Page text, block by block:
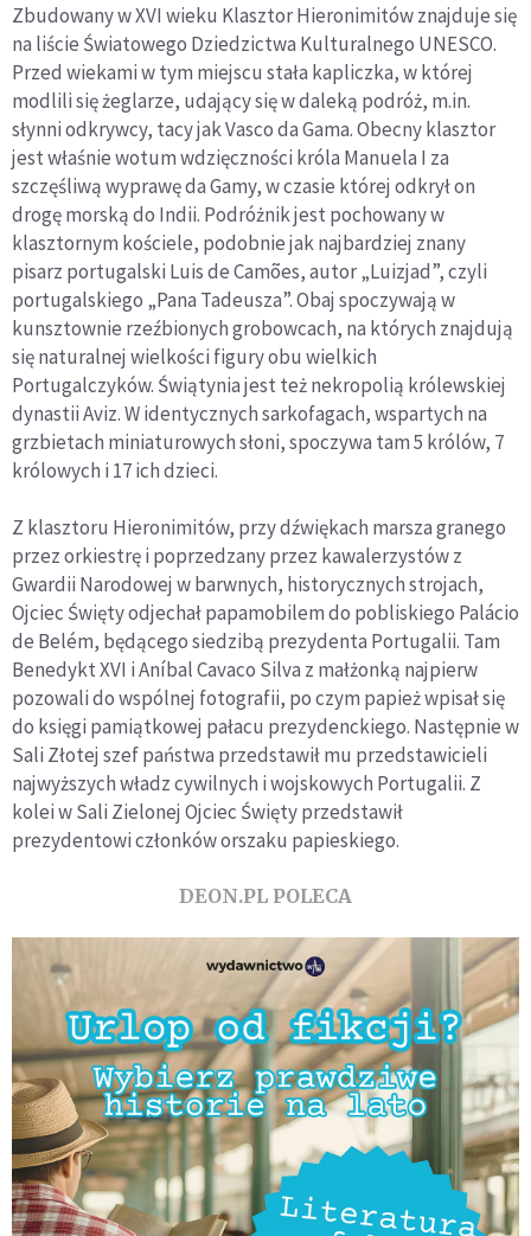
Zbudowany w XVI wieku Klasztor Hieronimitów znajduje się
na liście Światowego Dziedzictwa Kulturalnego UNESCO.
Przed wiekami w tym miejscu stała kapliczka, w której
modlili się żeglarze, udający się w daleką podróż, m.in.
słynni odkrywcy, tacy jak Vasco da Gama. Obecny klasztor
jest właśnie wotum wdzięczności króla Manuela I za
szczęśliwą wyprawę da Gamy, w czasie której odkrył on
drogę morską do Indii. Podróżnik jest pochowany w
klasztornym kościele, podobnie jak najbardziej znany
pisarz portugalski Luis de Camões, autor „Luizjad”, czyli
portugalskiego „Pana Tadeusza”. Obaj spoczywają w
kunsztownie rzeźbionych grobowcach, na których znajdują
się naturalnej wielkości figury obu wielkich
Portugalczyków. Świątynia jest też nekropolią królewskiej
dynastii Aviz. W identycznych sarkofagach, wspartych na
grzbietach miniaturowych słoni, spoczywa tam 5 królów, 7
królowych i 17 ich dzieci.
Z klasztoru Hieronimitów, przy dźwiękach marsza granego
przez orkiestrę i poprzedzany przez kawalerzystów z
Gwardii Narodowej w barwnych, historycznych strojach,
Ojciec Święty odjechał papamobilem do pobliskiego Palácio
de Belém, będącego siedzibą prezydenta Portugalii. Tam
Benedykt XVI i Aníbal Cavaco Silva z małżonką najpierw
pozowali do wspólnej fotografii, po czym papież wpisał się
do księgi pamiątkowej pałacu prezydenckiego. Następnie w
Sali Złotej szef państwa przedstawił mu przedstawicieli
najwyższych władz cywilnych i wojskowych Portugalii. Z
kolei w Sali Zielonej Ojciec Święty przedstawił
prezydentowi członków orszaku papieskiego.
DEON.PL POLECA